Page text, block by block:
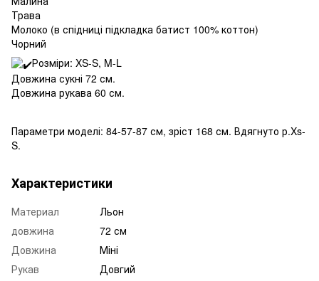
Трава
Молоко (в спідниці підкладка батист 100% коттон)
Чорний
Розміри: XS-S, M-L
Довжина сукні 72 см.
Довжина рукава 60 см.
Параметри моделі: 84-57-87 см, зріст 168 см. Вдягнуто р.Xs-
S.
Характеристики
Материал
Льон
довжина
72 см
Довжина
Міні
Рукав
Довгий